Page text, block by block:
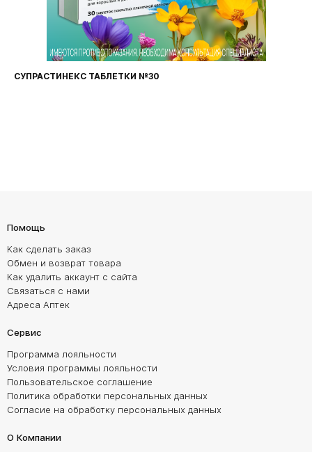
СУПРАСТИНЕКС ТАБЛЕТКИ №30
Помощь
Как сделать заказ
Обмен и возврат товара
Как удалить аккаунт с сайта
Связаться с нами
Адреса Аптек
Сервис
Программа лояльности
Условия программы лояльности
Пользовательское соглашение
Политика обработки персональных данных
Согласие на обработку персональных данных
О Компании